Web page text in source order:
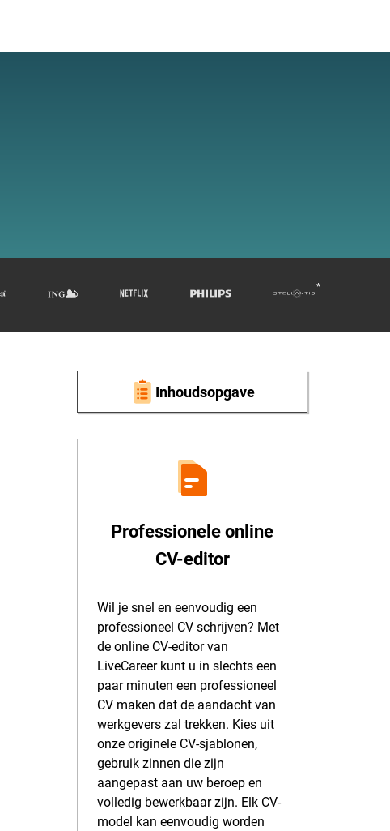
Inhoudsopgave
Professionele online
CV-editor
Wil je snel en eenvoudig een
professioneel CV schrijven? Met
de online CV-editor van
LiveCareer kunt u in slechts een
paar minuten een professioneel
CV maken dat de aandacht van
werkgevers zal trekken. Kies uit
onze originele CV-sjablonen,
gebruik zinnen die zijn
aangepast aan uw beroep en
volledig bewerkbaar zijn. Elk CV-
model kan eenvoudig worden